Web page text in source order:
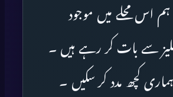
اس محلے میں موجود
سے بات کر رہے ہیں ۔
کچھ مدد کر سکیں ۔